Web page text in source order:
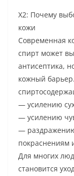
Х2: Почему
кожи
Современная
спирт может
антисептика,
кожный
— усилению
— усилению
—
покраснениям
Для многих
становится